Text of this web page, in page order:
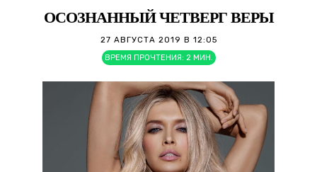
ОСОЗНАННЫЙ ЧЕТВЕРГ ВЕРЫ
27 АВГУСТА 2019 В 12:05
ВРЕМЯ ПРОЧТЕНИЯ: 2 МИН.